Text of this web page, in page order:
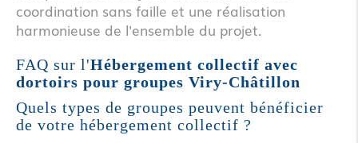
coordination sans faille et une réalisation
harmonieuse de l'ensemble du projet.
FAQ sur l'Hébergement collectif avec
dortoirs pour groupes Viry-Châtillon
Quels types de groupes peuvent bénéficier
de votre hébergement collectif ?